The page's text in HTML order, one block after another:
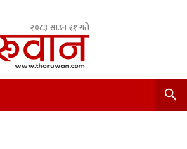
२०८३ साउन २१ गते